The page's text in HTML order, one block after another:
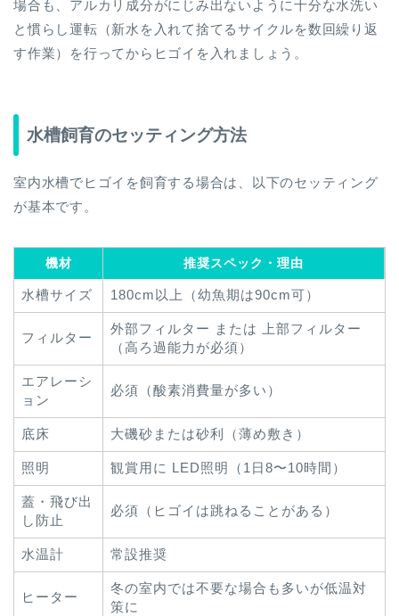
場合も、アルカリ成分がにじみ出ないように十分な水洗い
と慣らし運転（新水を入れて捨てるサイクルを数回繰り返
す作業）を行ってからヒゴイを入れましょう。
水槽飼育のセッティング方法
室内水槽でヒゴイを飼育する場合は、以下のセッティング
が基本です。
機材 推奨スペック・理由
水槽サイズ 180cm以上（幼魚期は90cm可）
フィルター
外部フィルター または 上部フィルター
（高ろ過能力が必須）
エアレーシ
ョン
必須（酸素消費量が多い）
底床 大磯砂または砂利（薄め敷き）
照明 観賞用に LED照明（1日8〜10時間）
蓋・飛び出
し防止
必須（ヒゴイは跳ねることがある）
水温計 常設推奨
ヒーター
冬の室内では不要な場合も多いが低温対
策に